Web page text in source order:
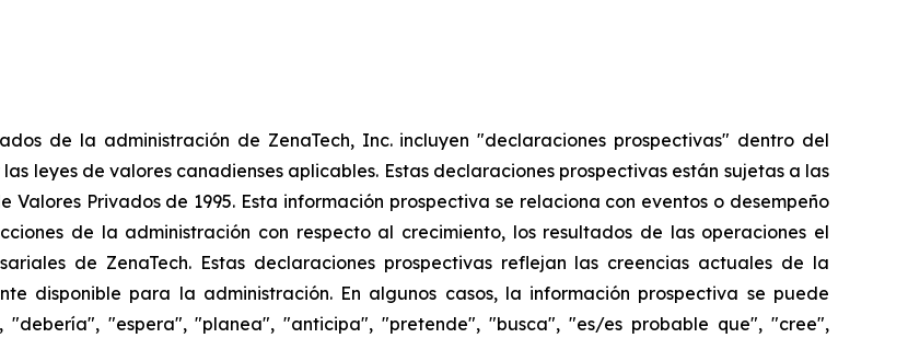
de la administración de ZenaTech, Inc. incluyen "declaraciones prospectivas" dentro del
leyes de valores canadienses aplicables. Estas declaraciones prospectivas están sujetas a las
Privados de 1995. Esta información prospectiva se relaciona con eventos o desempeño
de la administración con respecto al crecimiento, los resultados de las operaciones el
de ZenaTech. Estas declaraciones prospectivas reflejan las creencias actuales de la
disponible para la administración. En algunos casos, la información prospectiva se puede
"espera", "planea", "anticipa", "pretende", "busca", "es/es probable que", "cree",